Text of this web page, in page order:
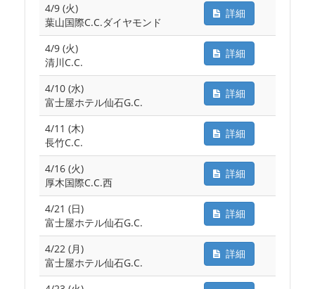
4/9 (火)
葉山国際C.C.ダイヤモンド
詳細
4/9 (火)
清川C.C.
詳細
4/10 (水)
富士屋ホテル仙石G.C.
詳細
4/11 (木)
長竹C.C.
詳細
4/16 (火)
厚木国際C.C.西
詳細
4/21 (日)
富士屋ホテル仙石G.C.
詳細
4/22 (月)
富士屋ホテル仙石G.C.
詳細